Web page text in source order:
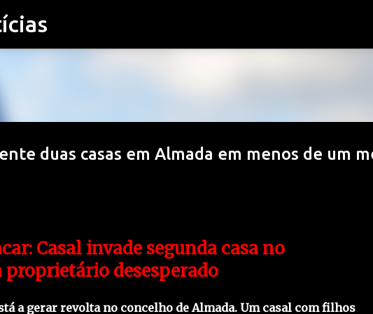
duas casas em Almada em menos de um
Casal invade segunda casa no
desesperado
a gerar revolta no concelho de Almada. Um casal com filhos